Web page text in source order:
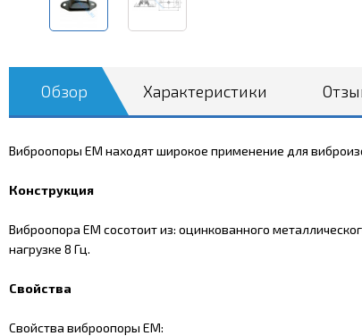
Обзор Характеристики
Виброопоры EM находят широкое применение для
Конструкция
Виброопора EM сосотоит из: оцинкованного
нагрузке 8 Гц.
Свойства
Свойства виброопоры EM: